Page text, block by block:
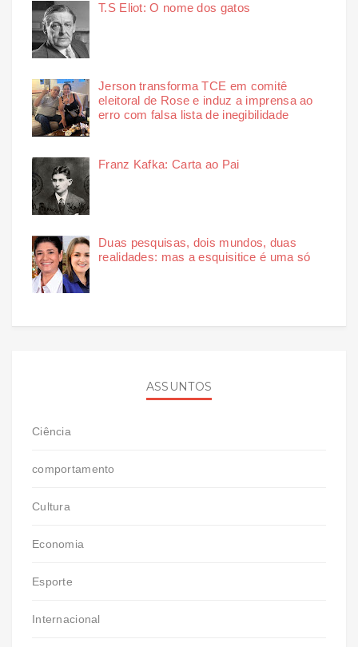
T.S Eliot: O nome dos gatos
Jerson transforma TCE em comitê
eleitoral de Rose e induz a imprensa ao
erro com falsa lista de inegibilidade
Franz Kafka: Carta ao Pai
Duas pesquisas, dois mundos, duas
realidades: mas a esquisitice é uma só
ASSUNTOS
Ciência
comportamento
Cultura
Economia
Esporte
Internacional